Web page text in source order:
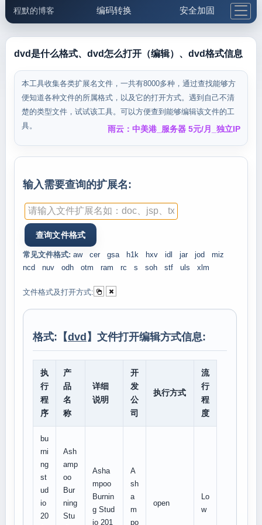
程默的博客 编码转换 安全加固
邮件工具 生活便民 更多工具
5.1支付宝大红包
dvd是什么格式、dvd怎么打开（编辑）、dvd格式信息
本工具收集各类扩展名文件，一共有8000多种，通过查找能够方
便知道各种文件的所属格式，以及它的打开方式。遇到自己不清
楚的类型文件，试试该工具。可以方便查到能够编辑该文件的工
具。
雨云：中美港_服务器 5元/月_独立IP
输入需要查询的扩展名:
常见文件格式: aw cer gsa h1k hxv idl jar jod
miz
ncd
nuv odh otm ram rc s soh stf uls xlm
文件格式及打开方式:
格式:【dvd 】文件打开编辑方式信息:
执
行
程
序
产
品
名
称
详细
说明
开
发
公
司
执行方式
流
行
程
度
bu
rni
ng
st
ud
io
20
Ash
amp
oo
Bur
ning
Stu
Asha
mpoo
Burnin
g Stud
io 201
A
sh
a
m
po
open
Lo
w